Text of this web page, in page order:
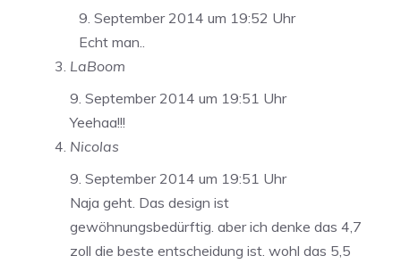
9. September 2014 um 19:52 Uhr
Echt man..
LaBoom
9. September 2014 um 19:51 Uhr
Yeehaa!!!
Nicolas
9. September 2014 um 19:51 Uhr
Naja geht. Das design ist
gewöhnungsbedürftig. aber ich denke das 4,7
zoll die beste entscheidung ist. wohl das 5,5